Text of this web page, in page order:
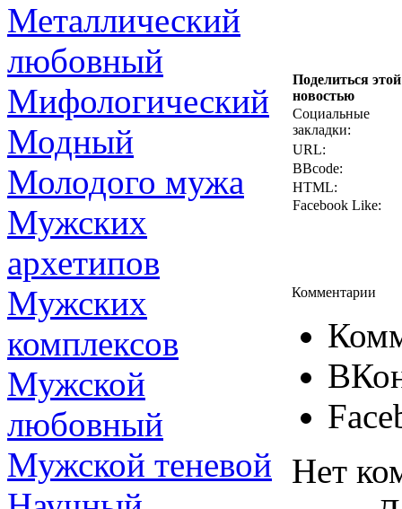
Металлический
любовный
Мифологический
Модный
Молодого мужа
Мужских
архетипов
Мужских
комплексов
Мужской
любовный
Мужской теневой
Поделиться этой
новостью
Социальные
закладки:
URL:
BBcode:
HTML:
Facebook Like:
Комментарии
Нет